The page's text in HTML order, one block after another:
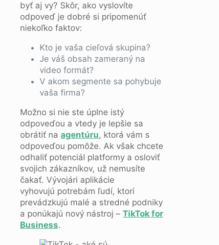
byť aj vy? Skôr, ako vyslovíte
odpoveď je dobré si pripomenúť
niekoľko faktov:
Kto je vaša cieľová skupina?
Je váš obsah zameraný na
video formát?
V akom segmente sa pohybuje
vaša firma?
Možno si nie ste úplne istý
odpoveďou a vtedy je lepšie sa
obrátiť na agentúru, ktorá vám s
odpoveďou pomôže. Ak však chcete
odhaliť potenciál platformy a osloviť
svojich zákazníkov, už nemusíte
čakať. Vývojári aplikácie
vyhovujú potrebám ľudí, ktorí
prevádzkujú malé a stredné podniky
a ponúkajú nový nástroj – TikTok for
Business.